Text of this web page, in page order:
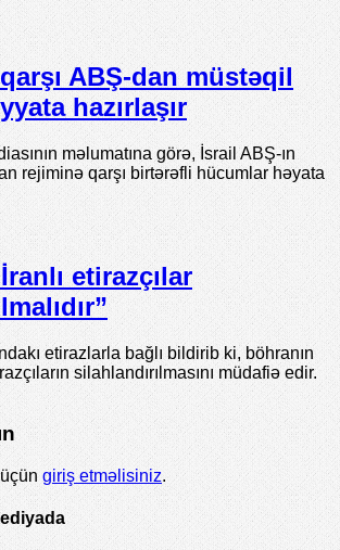
ABŞ-dan müstəqil
hazırlaşır
məlumatına görə, İsrail ABŞ-ın
rejiminə qarşı birtərəfli hücumlar həyata
etirazçılar
etirazlarla bağlı bildirib ki, böhranın
silahlandırılmasını müdafiə edir.
giriş etməlisiniz.